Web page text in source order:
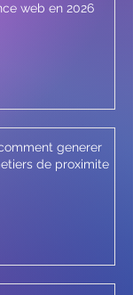
web en 2026
generer
de proximite